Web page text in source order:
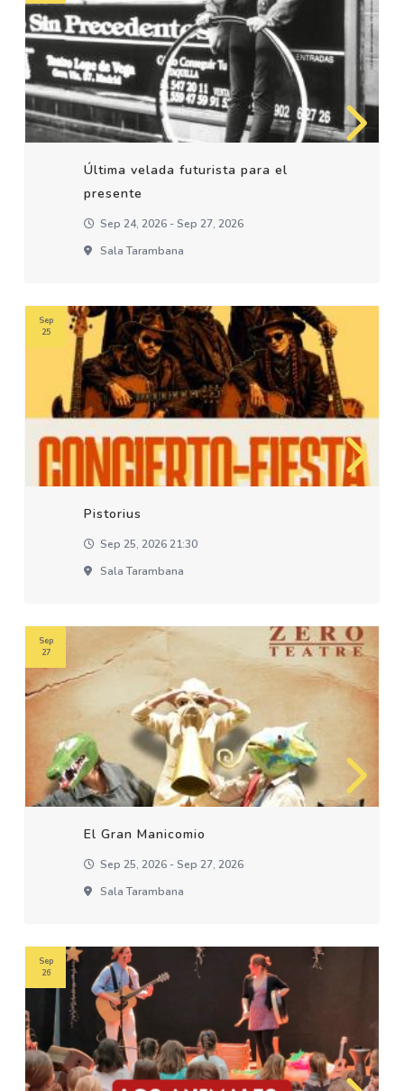
Última velada futurista para el
presente
Sep 24, 2026 - Sep 27, 2026
Sala Tarambana
Pistorius
Sep 25, 2026 21:30
Sala Tarambana
Sep
25
El Gran Manicomio
Sep 25, 2026 - Sep 27, 2026
Sala Tarambana
Sep
27
Sep
26